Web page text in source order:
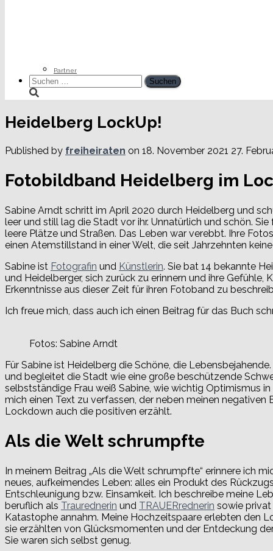
Partner
Suchen
nach:
Heidelberg LockUp!
Published by freiheiraten on 18. November 2021 27.
Fotobildband Heidelberg im
Sabine Arndt schritt im April 2020 durch Heidelberg und
leer und still lag die Stadt vor ihr. Unnatürlich und schön.
leere Plätze und Straßen. Das Leben war verebbt. Ihre
einen Atemstillstand in einer Welt, die seit Jahrzehnten
Sabine ist Fotografin und Künstlerin. Sie bat 14 bekannte
und Heidelberger, sich zurück zu erinnern und ihre Gefühle,
Erkenntnisse aus dieser Zeit für ihren Fotoband zu
Ich freue mich, dass auch ich einen Beitrag für das Buch
Fotos: Sabine Arndt
Für Sabine ist Heidelberg die Schöne, die
und begleitet die Stadt wie eine große beschützende
selbstständige Frau weiß Sabine, wie wichtig Optimismus in
mich einen Text zu verfassen, der neben meinen negativen
Lockdown auch die positiven erzählt.
Als die Welt schrumpfte
In meinem Beitrag „Als die Welt schrumpfte“ erinnere ich
neues, aufkeimendes Leben: alles ein Produkt des
Entschleunigung bzw. Einsamkeit. Ich beschreibe meine
beruflich als Traurednerin und TRAUERrednerin sowie
Katastophe annahm. Meine Hochzeitspaare erlebten den
sie erzählten von Glücksmomenten und der Entdeckung
Sie waren sich selbst genug.